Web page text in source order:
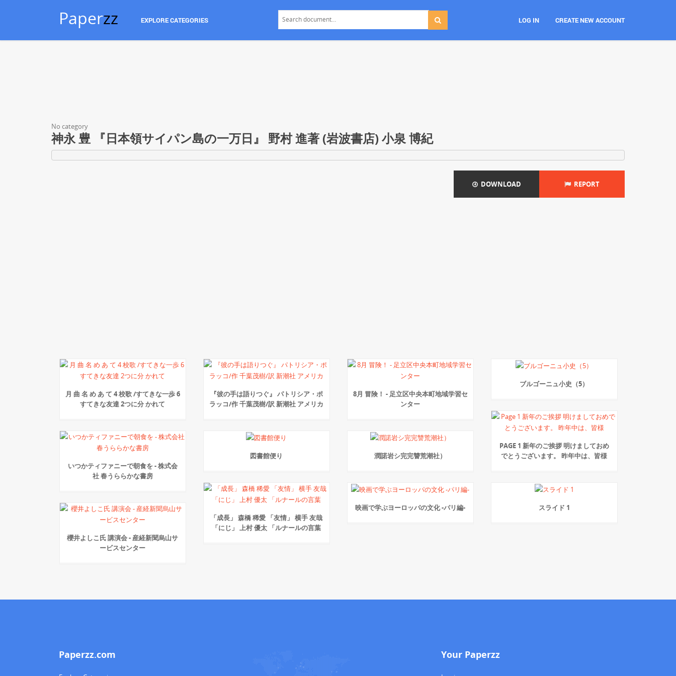
Paperzz EXPLORE CATEGORIES LOG IN CREATE NEW ACCOUNT
No category
神永 豊 『日本領サイパン島の一万日』 野村 進著 (岩波書店) 小泉 博紀
DOWNLOAD REPORT
月 曲 名 め あ て 4 校歌 /すてきな一歩 6
すてきな友達 2つに分 かれて
『彼の手は語りつぐ』 パトリシア・ポ
ラッコ/作 千葉茂樹/訳 新潮社 アメリカ
8月 冒険！ - 足立区中央本町地域学習セ
ンター
ブルゴーニュ小史（5）
PAGE 1 新年のご挨拶 明けましておめ
でとうございます。 昨年中は、皆様
いつかティファニーで朝食を - 株式会
社 春うららかな書房
図書館便り 潤諾岩シ完完讐荒潮社）
「成長」 森橋 稀愛 「友情」 横手 友哉
「にじ」 上村 優太 「ルナールの言葉
映画で学ぶヨーロッパの文化 -パリ編- スライド 1
櫻井よしこ氏 講演会 - 産経新聞烏山サ
ービスセンター
Paperzz.com Your Paperzz